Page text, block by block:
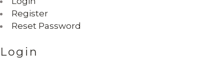
Register
Reset Password
Login